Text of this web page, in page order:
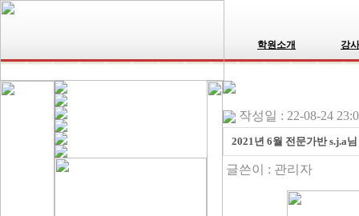
학원소개 강
작성일 : 22-08-24
2021년 6월 전문가반 s.j.a
글쓴이 : 관리자